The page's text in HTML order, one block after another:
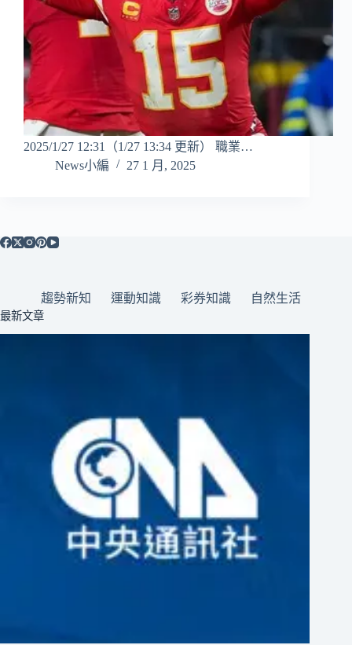
2025/1/27 12:31（1/27 13:34 更新） 職業…
News小編
27 1 月, 2025
趨勢新知 運動知識 彩券知識 自然生活
最新文章